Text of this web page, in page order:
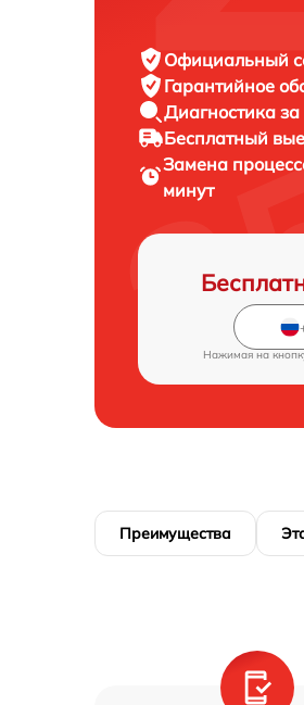
Официальный
Гарантийное
Диагностика за
Бесплатный
Замена
минут
Нажимая на
Преимущества